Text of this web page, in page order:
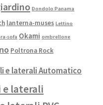
Dondolo Panama
lanterna-muses Lettino
sofa Okami ombrellone
Poltrona Rock
e laterali Automatico
e laterali